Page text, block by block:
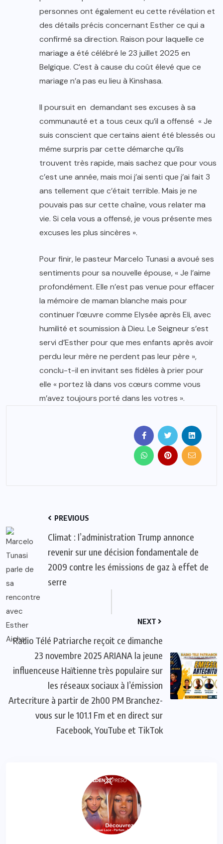
personnes ont également eu cette révélation et
des détails précis concernant Esther ce qui a
confirmé sa direction. Raison pour laquelle ce
mariage a été célébré le 23 juillet 2025 en
Belgique. C’est à cause du coût élevé que ce
mariage n’a pas eu lieu à Kinshasa.
Il poursuit en demandant ses excuses à sa
communauté et a tous ceux qu’il a offensé « Je
suis conscient que certains aient été blessés ou
même surpris par cette démarche qu’ils
trouvent très rapide, mais sachez que pour vous
c’est une année, mais moi j’ai senti que j’ai fait 3
ans tellement que c’était terrible. Mais je ne
pouvais pas sur cette chaîne, vous relater ma
vie. Si cela vous a offensé, je vous présente mes
excuses les plus sincères ».
Pour finir, le pasteur Marcelo Tunasi a avoué ses
sentiments pour sa nouvelle épouse, « Je l’aime
profondément. Elle n’est pas venue pour effacer
la mémoire de maman blanche mais pour
continuer l’œuvre comme Elysée après Eli, avec
humilité et soumission à Dieu. Le Seigneur s’est
servi d’Esther pour que mes enfants après avoir
perdu leur mère ne perdent pas leur père »,
conclu-t-il en invitant ses fidèles à prier pour
elle « portez là dans vos cœurs comme vous
m’avez toujours porté dans les votres ».
PREVIOUS
Climat : l’administration Trump annonce
revenir sur une décision fondamentale de
2009 contre les émissions de gaz à effet de
serre
NEXT
Radio Télé Patriarche reçoit ce dimanche
23 novembre 2025 ARIANA la jeune
influenceuse Haïtienne très populaire sur
les réseaux sociaux à l’émission
Artecriture à partir de 2h00 PM Branchez-
vous sur le 101.1 Fm et en direct sur
Facebook, YouTube et TikTok